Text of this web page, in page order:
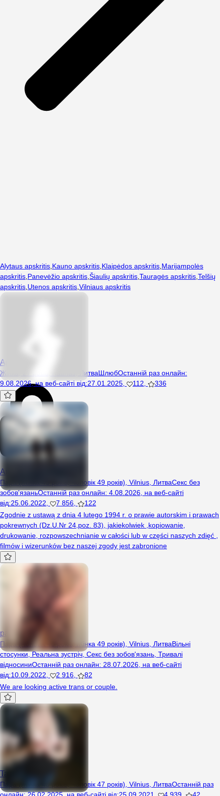
Alytaus apskritis Kauno apskritis Klaipėdos apskritis Marijampolės
apskritis Panevėžio apskritis Šiaulių apskritis Tauragės apskritis Telšių
apskritis Utenos apskritis Vilniaus apskritis
Agnex3
Жінка, 27 років, Kaunas, ЛитваШлюбОстанній раз онлайн:
9.08.2026,на веб-сайті від:27.01.2025 112 336
Andrila
Пара (Жінка 45 років, Чоловік 49 років), Vilnius, ЛитваСекс без
зобов'язаньОстанній раз онлайн: 4.08.2026, на веб-сайті
від:25.06.2022, 7 856,
122
Zgodnie z ustawą z dnia 4 lutego 1994 r. o prawie autorskim i prawach
pokrewnych (Dz.U.Nr 24,poz. 83), jakiekolwiek ,kopiowanie,
drukowanie, rozpowszechnianie w całości lub w części naszych zdięć ,
filmów i wizerunków bez naszej zgody jest zabronione
parabisexsj
Пара (Чоловік 48 років, Жінка 49 років), Vilnius, ЛитваВільні
стосунки,Реальна зустріч Секс без зобов'язань Тривалі
відносиниОстанній раз онлайн: 28.07.2026 на веб-сайті
від:10.09.2022 2 916
82
We are looking active trans or couple.
Tat82br
Пара (Жінка 43 років, Чоловік 47 років), Vilnius, ЛитваОстанній раз